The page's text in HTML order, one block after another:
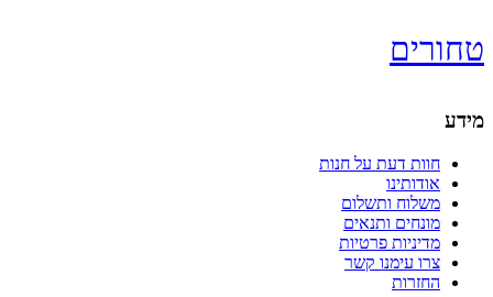
טחורים
מידע
חוות דעת על חנות
אודותינו
משלוח ותשלום
מונחים ותנאים
מדיניות פרטיות
צרו עימנו קשר
החזרות